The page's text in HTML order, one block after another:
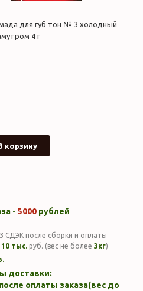
для губ тон № 3 холодный
4 г
корзину
- 5000 рублей
СДЭК после сборки и оплаты
10 тыс. руб. (вес не более 3кг)
доставки:
оплаты заказа(вес до